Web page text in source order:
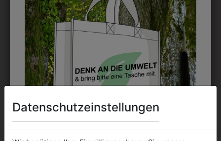
DAS KÖNNTE IHNEN
AUCH GEFALLEN
Datenschutzeinstellungen